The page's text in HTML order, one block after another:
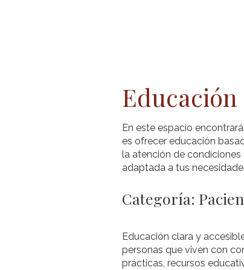
En este espacio
es ofrecer educación
la atención de
adaptada a tus
Categoría:
Educación clara y
personas que viven con
prácticas, recursos